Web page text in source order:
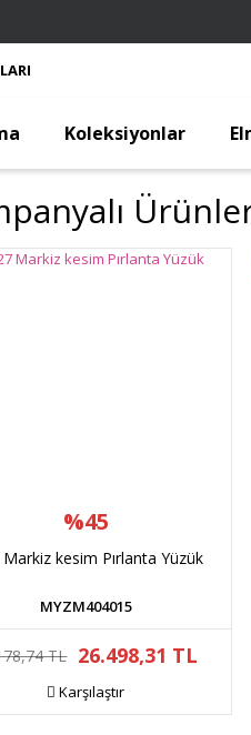
Koleksiyonlar
%45
kesim Pırlanta Yüzük
MYZM404015
TL 26.498,31 TL
Karşılaştır